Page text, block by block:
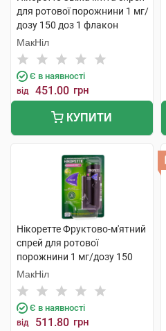
для ротової порожнини 1 мг/
дозу 150 доз 1 флакон
МакНіл
Є в наявності
від 451.00 грн
КУПИТИ
Нікоретте Фруктово-м'ятний
спрей для ротової
порожнини 1 мг/дозу 150
доз 1 флакон
МакНіл
Є в наявності
від 511.80 грн